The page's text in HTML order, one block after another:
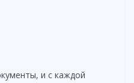
и с каждой